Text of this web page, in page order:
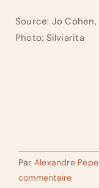
Source: Jo Cohen,
Photo: Silviarita
Par Alexandre Pepe
commentaire